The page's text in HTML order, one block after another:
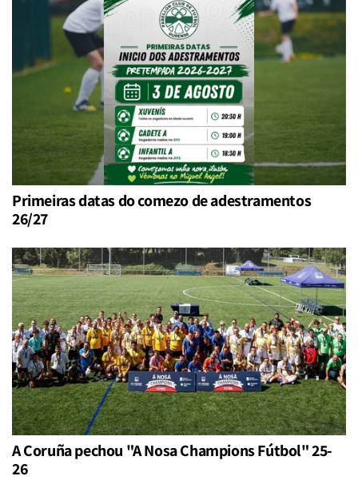
Primeiras datas do comezo de adestramentos
26/27
A Coruña pechou "A Nosa Champions Fútbol" 25-
26